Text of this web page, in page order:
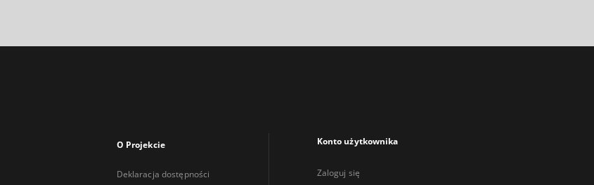
O Projekcie
Deklaracja dostępności
Konto użytkownika
Zaloguj się